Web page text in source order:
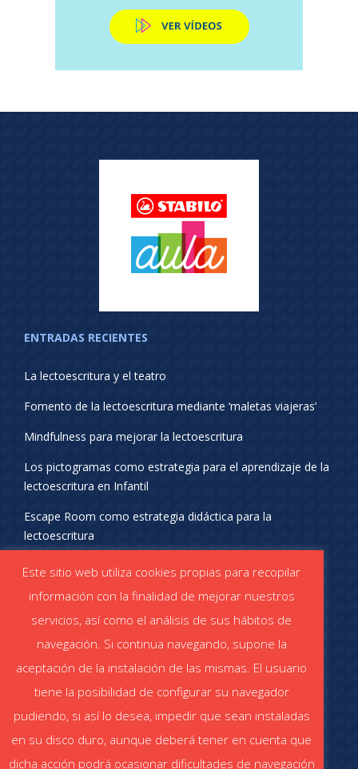
ENTRADAS RECIENTES
La lectoescritura y el teatro
Fomento de la lectoescritura mediante ‘maletas viajeras’
Mindfulness para mejorar la lectoescritura
Los pictogramas como estrategia para el aprendizaje de la
lectoescritura en Infantil
Escape Room como estrategia didáctica para la
lectoescritura
¡SÍGUENOS EN REDES SOCIALES!
Catálogo STABILO (PDF) Catálogo ESCOLAR (PDF)
Este sitio web utiliza cookies propias para recopilar
información con la finalidad de mejorar nuestros
servicios, así como el análisis de sus hábitos de
navegación. Si continua navegando, supone la
aceptación de la instalación de las mismas. El usuario
tiene la posibilidad de configurar su navegador
pudiendo, si así lo desea, impedir que sean instaladas
en su disco duro, aunque deberá tener en cuenta que
dicha acción podrá ocasionar dificultades de navegación